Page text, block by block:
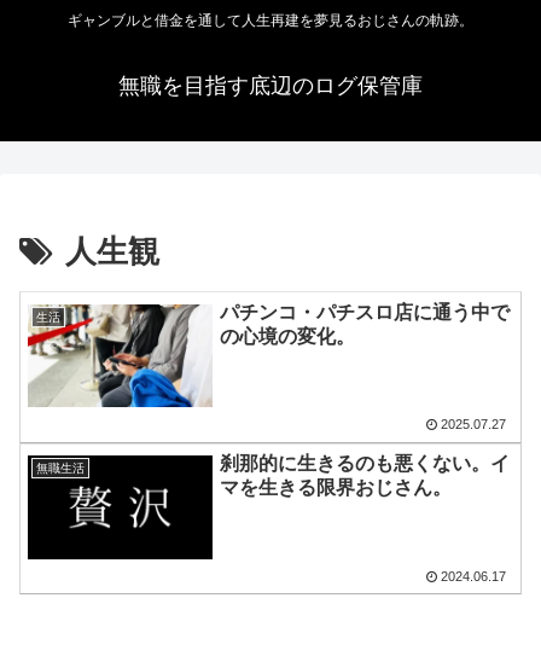
ギャンブルと借金を通して人生再建を夢見るおじさんの軌跡。
無職を目指す底辺のログ保管庫
人生観
生活
パチンコ・パチスロ店に通う中で
の心境の変化。
2025.07.27
無職生活
刹那的に生きるのも悪くない。イ
マを生きる限界おじさん。
2024.06.17